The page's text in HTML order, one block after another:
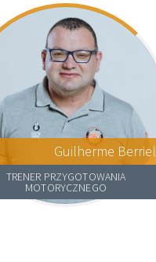
Guilherme Berriel
TRENER PRZYGOTOWANIA
MOTORYCZNEGO